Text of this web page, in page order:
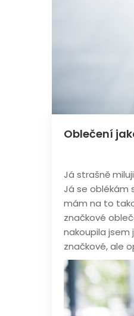
Oblečení
Já strašně
Já se oblékám
mám na to
značkové
nakoupila jsem
značkové, ale